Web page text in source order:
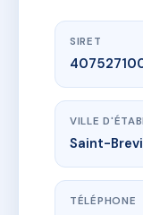
SIRET
VILLE
Saint-
TÉLÉPHONE